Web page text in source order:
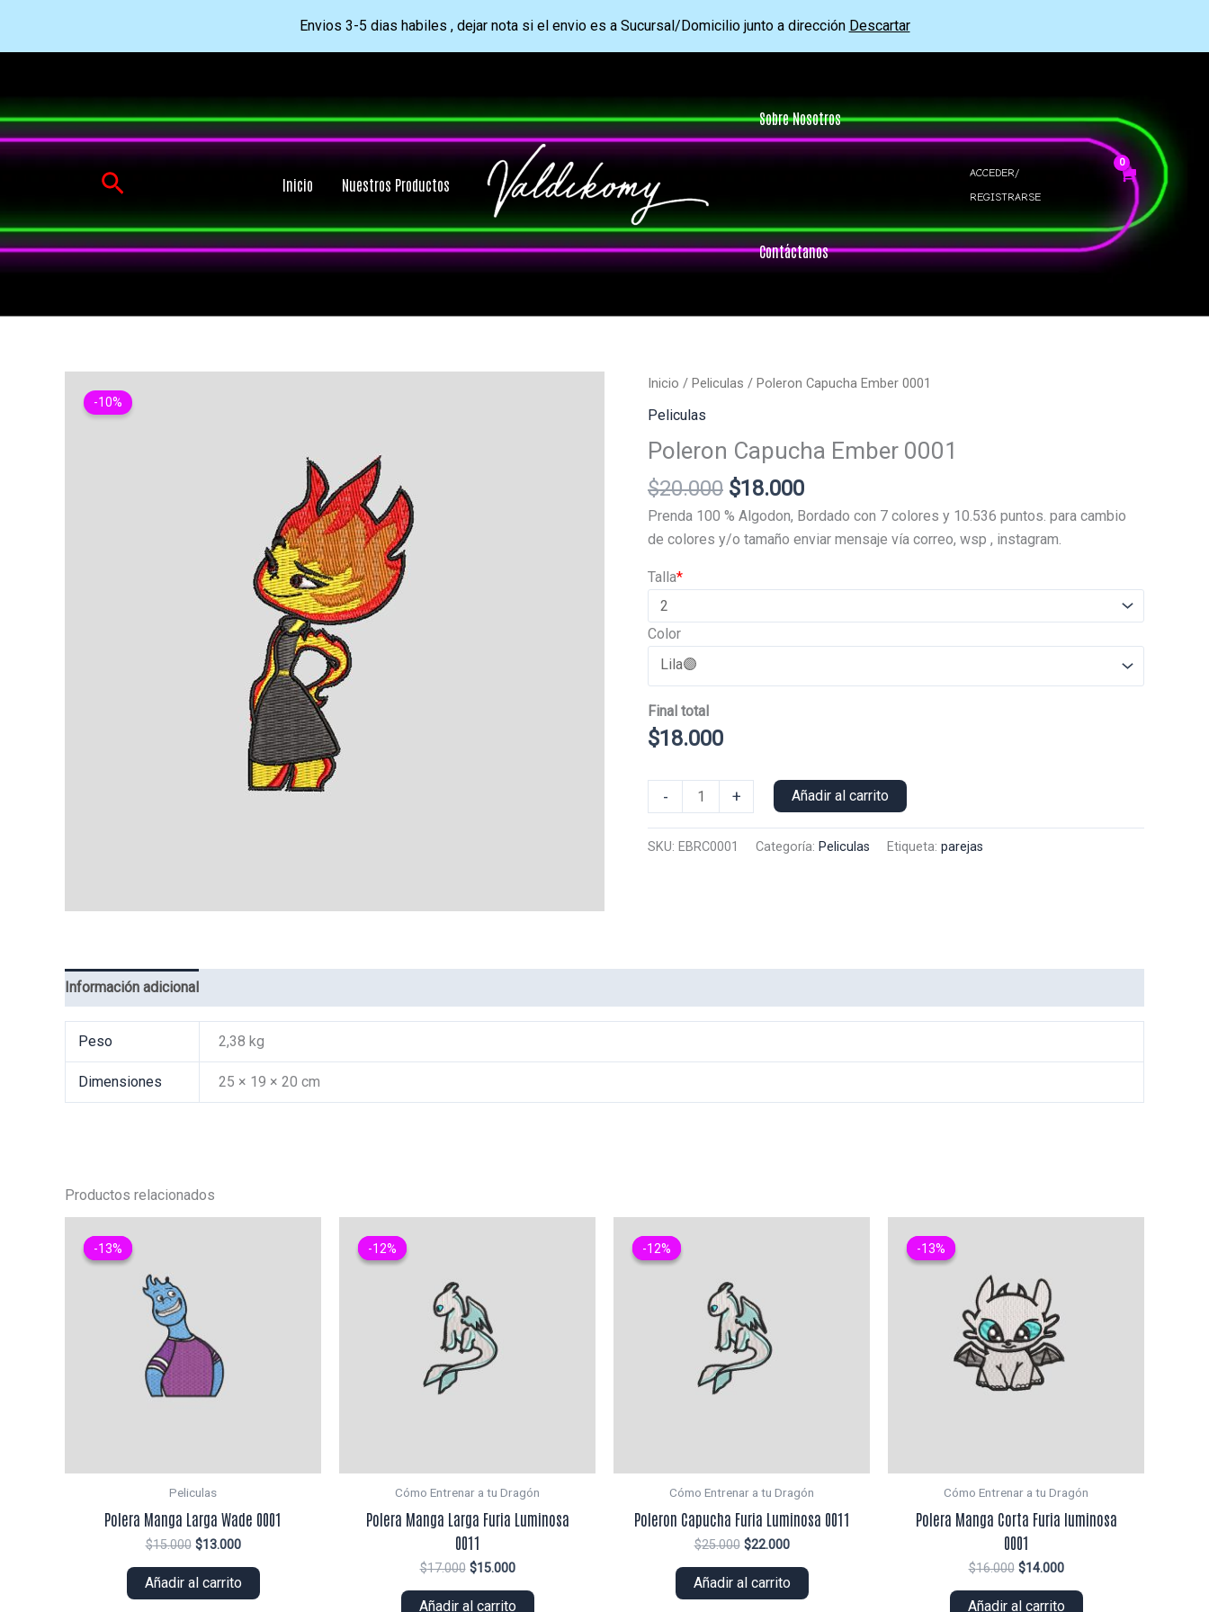
Envios 3-5 dias habiles , dejar nota si el envio es a Sucursal/Domicilio junto a dirección Descartar
contenido
Buscar Inicio Nuestros Productos
Sobre Nosotros
Contáctanos
ACCEDER/
REGISTRARSE
-10%
Inicio / Peliculas / Poleron Capucha Ember 0001
Peliculas
Poleron Capucha Ember 0001
$20.000 El
precio
original
$18.000El
precio
actual
Prenda 100 % Algodon, Bordado con 7 colores y 10.536 puntos. para cambio
de colores y/o tamaño enviar mensaje vía correo, wsp , instagram.
*
Talla
Color
Final total
$18.000
-
Capucha
Ember
+ Añadir al carrito
SKU: EBRC0001 Categoría: Peliculas Etiqueta: parejas
Información adicional
Peso 2,38 kg
Dimensiones 25 × 19 × 20 cm
Productos relacionados
-13%
-13%
Peliculas
Polera Manga Larga Wade 0001
$15.000 El
original
era:
$13.000El
actual
es:
Añadir al carrito
-12%
-12%
Cómo Entrenar a tu Dragón
Polera Manga Larga Furia Luminosa
0011
$17.000 El
original
$15.000El
actual
Añadir al carrito
-12%
-12%
Cómo Entrenar a tu Dragón
Poleron Capucha Furia Luminosa 0011
$25.000 El
original
era:
$22.000El
actual
es:
Añadir al carrito
-13%
-13%
Cómo Entrenar a tu Dragón
Polera Manga Corta Furia luminosa
0001
$16.000 El
original
$14.000El
actual
Añadir al carrito